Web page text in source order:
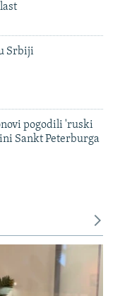
Srbiji
pogodili 'ruski
Sankt Peterburga